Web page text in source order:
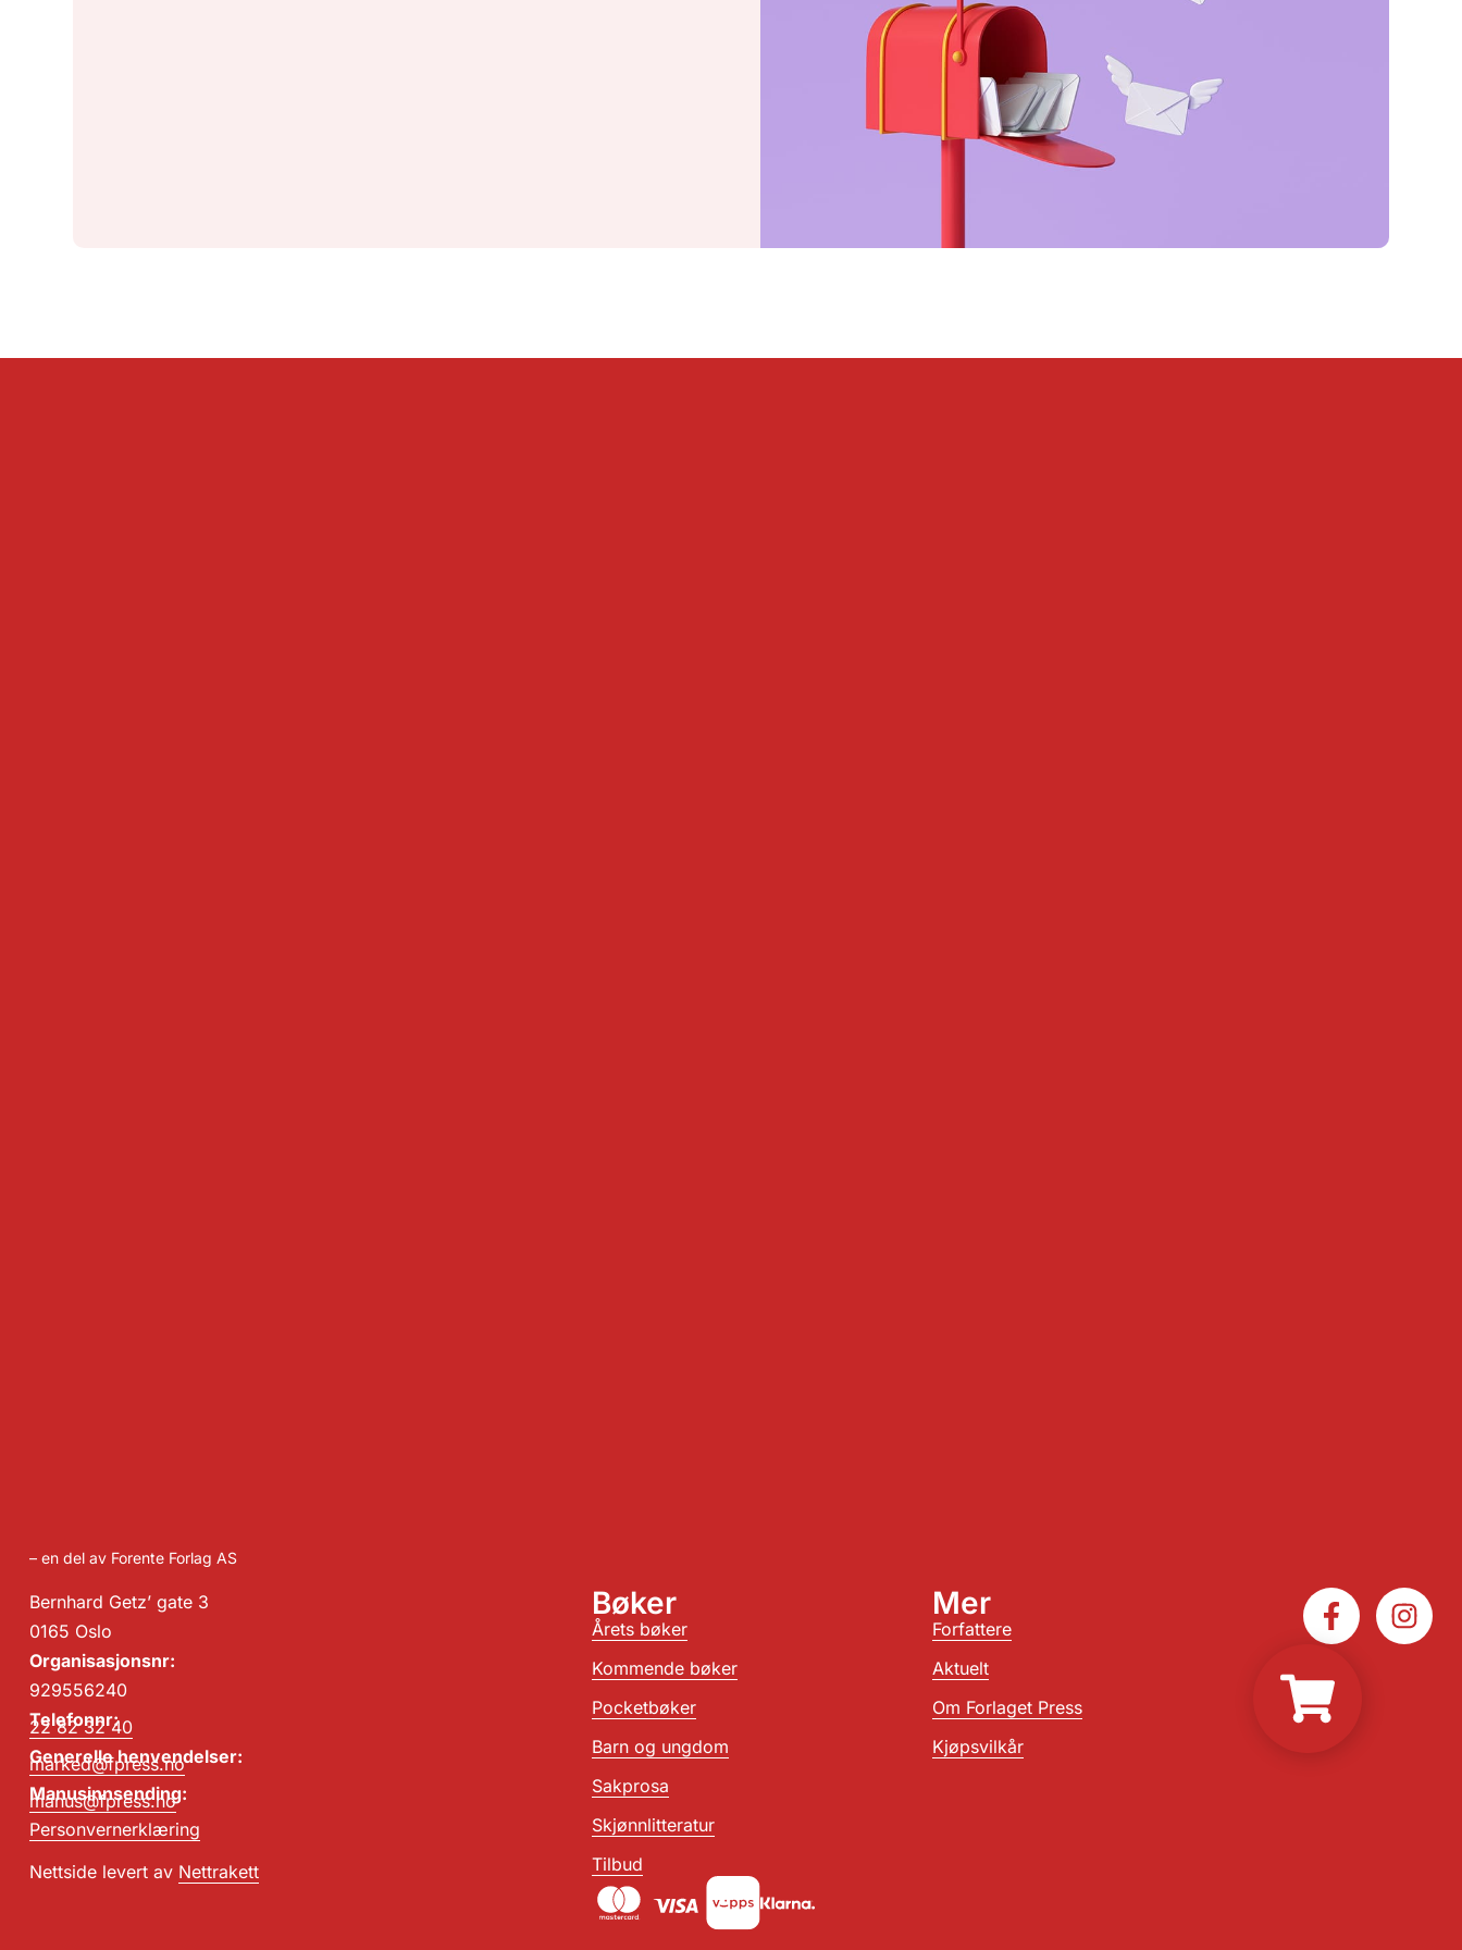
– en del av Forente Forlag AS
Bernhard Getz’ gate 3
0165 Oslo
Organisasjonsnr:
929556240
Telefonnr:
22 82 32 40
Generelle henvendelser:
marked@fpress.no
Manusinnsending:
manus@fpress.no
Personvernerklæring
Nettside levert av Nettrakett
Bøker
Årets bøker
Kommende bøker
Pocketbøker
Barn og ungdom
Sakprosa
Skjønnlitteratur
Tilbud
Mer
Forfattere
Aktuelt
Om Forlaget Press
Kjøpsvilkår